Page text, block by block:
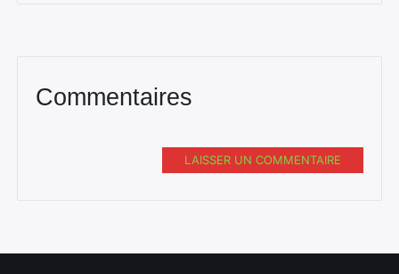
Commentaires
LAISSER UN COMMENTAIRE